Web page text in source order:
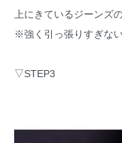
上にきているジーンズ
※強く引っ張りすぎな
▽STEP3